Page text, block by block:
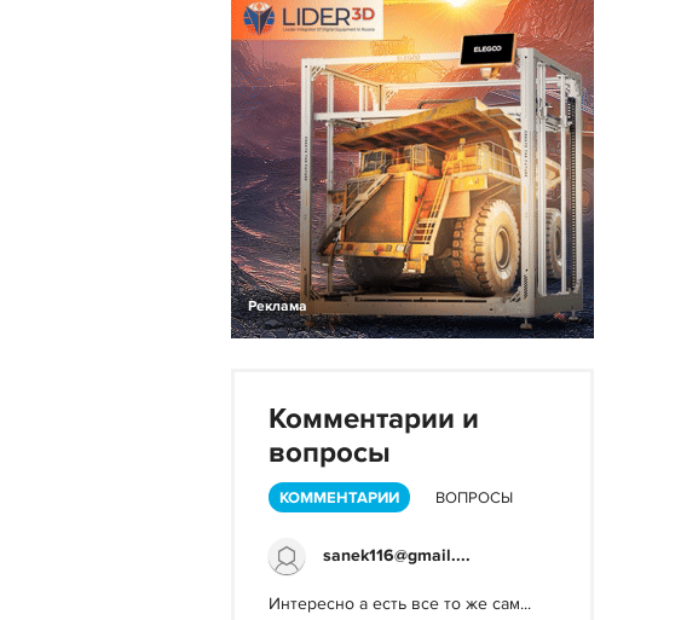
Реклама
Комментарии и
вопросы
КОММЕНТАРИИ ВОПРОСЫ
sanek116@gmail....
Интересно а есть все то же сам...